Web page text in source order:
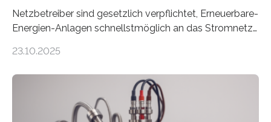
Netzbetreiber sind gesetzlich verpflichtet, Erneuerbare-
Energien-Anlagen schnellstmöglich an das Stromnetz
ermöglichen. Doch der dafür nötige Netzausbau hinkt
einem „Anschlussstau“. Die Stiftung
Umweltenergierecht hat den Rechtsrahmen in einem
neuen Bericht für die Praxis eingeordnet – inklusive der
23.10.2025